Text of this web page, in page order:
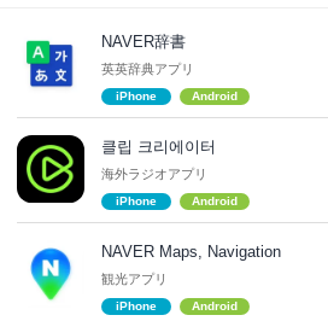
NAVER辞書
英英辞典アプリ
iPhone Android
클립 크리에이터
海外ラジオアプリ
iPhone Android
NAVER Maps, Navigation
観光アプリ
iPhone Android